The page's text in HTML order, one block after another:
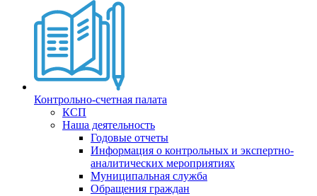
Контрольно-счетная палата
КСП
Наша деятельность
Годовые отчеты
Информация о контрольных и экспертно-
аналитических мероприятиях
Муниципальная служба
Обращения граждан